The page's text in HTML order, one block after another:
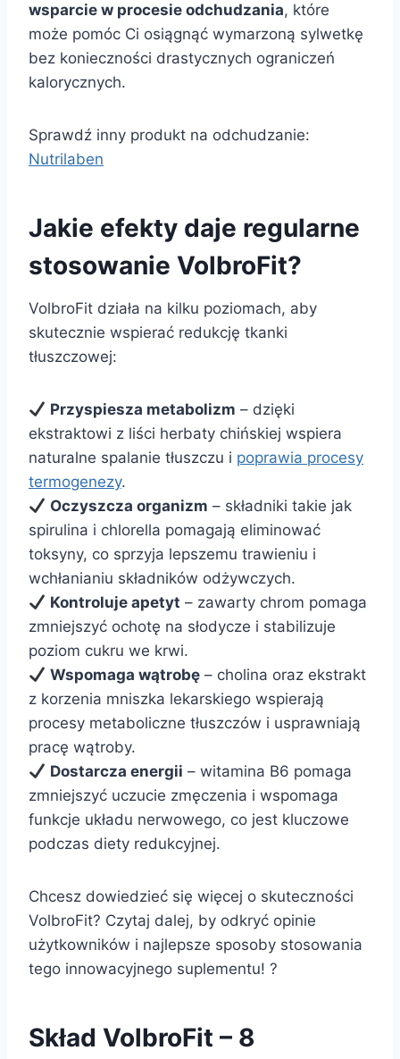
wsparcie w procesie odchudzania, które
może pomóc Ci osiągnąć wymarzoną sylwetkę
bez konieczności drastycznych ograniczeń
kalorycznych.
Sprawdź inny produkt na odchudzanie:
Nutrilaben
Jakie efekty daje regularne
stosowanie VolbroFit?
VolbroFit działa na kilku poziomach, aby
skutecznie wspierać redukcję tkanki
tłuszczowej:
Przyspiesza metabolizm – dzięki
ekstraktowi z liści herbaty chińskiej wspiera
naturalne spalanie tłuszczu i poprawia procesy
termogenezy.
Oczyszcza organizm – składniki takie jak
spirulina i chlorella pomagają eliminować
toksyny, co sprzyja lepszemu trawieniu i
wchłanianiu składników odżywczych.
Kontroluje apetyt – zawarty chrom pomaga
zmniejszyć ochotę na słodycze i stabilizuje
poziom cukru we krwi.
Wspomaga wątrobę – cholina oraz ekstrakt
z korzenia mniszka lekarskiego wspierają
procesy metaboliczne tłuszczów i usprawniają
pracę wątroby.
Dostarcza energii – witamina B6 pomaga
zmniejszyć uczucie zmęczenia i wspomaga
funkcje układu nerwowego, co jest kluczowe
podczas diety redukcyjnej.
Chcesz dowiedzieć się więcej o skuteczności
VolbroFit? Czytaj dalej, by odkryć opinie
użytkowników i najlepsze sposoby stosowania
tego innowacyjnego suplementu! ?
Skład VolbroFit – 8